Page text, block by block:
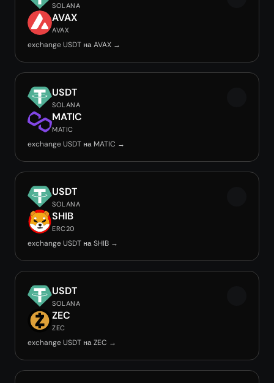
SOLANA
AVAX
AVAX
exchange USDT на AVAX →
USDT
SOLANA
MATIC
MATIC
exchange USDT на MATIC →
USDT
SOLANA
SHIB
ERC20
exchange USDT на SHIB →
USDT
SOLANA
ZEC
ZEC
exchange USDT на ZEC →